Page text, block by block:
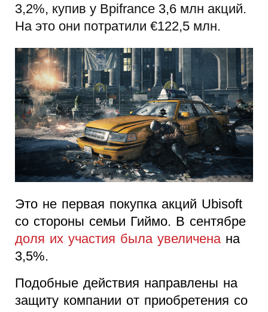
3,2%, купив у Bpifrance 3,6 млн акций.
На это они потратили €122,5 млн.
Это не первая покупка акций Ubisoft
со стороны семьи Гиймо. В сентябре
доля их участия была увеличенана
3,5%.
Подобные действия направлены на
защиту компании от приобретения со